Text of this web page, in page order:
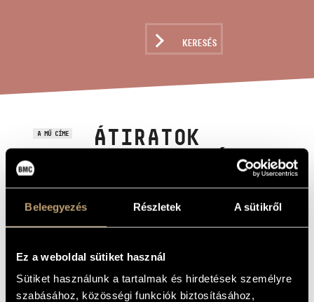
Beleegyezés Részletek A sütikről
Ez a weboldal sütiket használ
Sütiket használunk a tartalmak és hirdetések személyre
szabásához, közösségi funkciók biztosításához,
KERESÉS
A MŰ CÍME
ÁTIRATOK
MACHAUT-TÓL J.
S. BACHIG -
JOHANN
SEBASTIAN
BACH: DURCH
ADAMS FALL IST